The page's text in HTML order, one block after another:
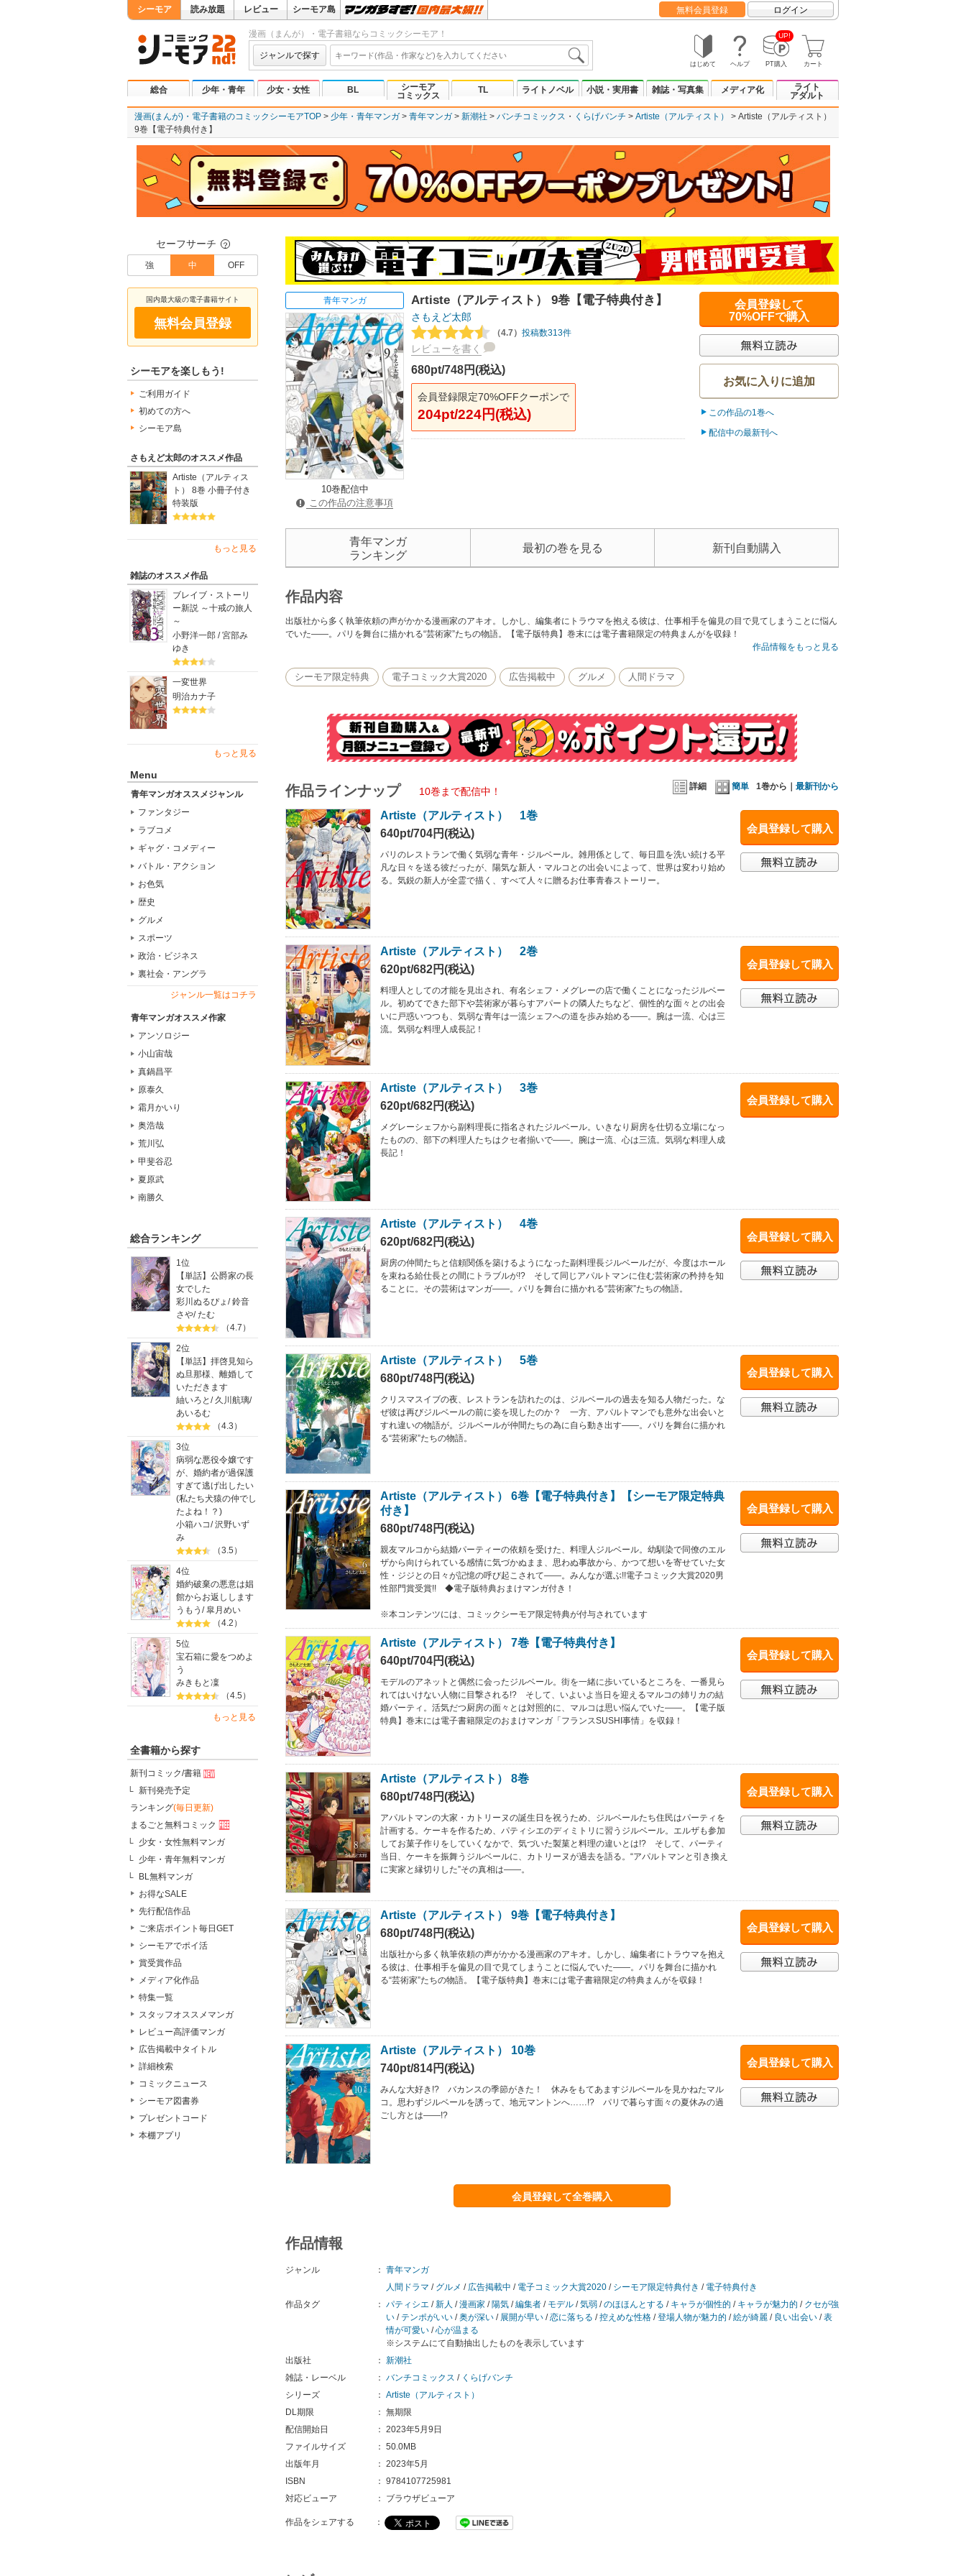
シーモア 読み放題 レビュー シーモア島 無料会員登録 ログイン
漫画（まんが）・電子書籍ならコミックシーモア！
ジャンルで探す
はじめて ヘルプ
UP!
PT購入 カート
総合 少年・青年 少女・女性 BL
シーモア
コミックス
TL ライトノベル 小説・実用書 雑誌・写真集 メディア化
ライト
アダルト
漫画(まんが)・電子書籍のコミックシーモアTOP 少年・青年マンガ 青年マンガ 新潮社 バンチコミックス くらげバンチ Artiste（アルティスト）
Artiste（アルティスト）
9巻【電子特典付き】
セーフサーチ ？
強 中 OFF
国内最大級の電子書籍サイト
無料会員登録
シーモアを楽しもう!
ご利用ガイド
初めての方へ
シーモア島
さもえど太郎のオススメ作品
Artiste（アルティス
ト） 8巻 小冊子付き
特装版
もっと見る
雑誌のオススメ作品
ブレイブ・ストーリ
ー新説 ～十戒の旅人
～
小野洋一郎 / 宮部み
ゆき
一変世界
明治カナ子
もっと見る
Menu
青年マンガオススメジャンル
ファンタジー
ラブコメ
ギャグ・コメディー
バトル・アクション
お色気
歴史
グルメ
スポーツ
政治・ビジネス
裏社会・アングラ
ジャンル一覧はコチラ
青年マンガオススメ作家
アンソロジー
小山宙哉
真鍋昌平
原泰久
霜月かいり
奥浩哉
荒川弘
甲斐谷忍
夏原武
南勝久
総合ランキング
1位
【単話】公爵家の長
女でした
彩川ぬるぴょ /鈴音
さや/たむ
（4.7）
2位
【単話】拝啓見知ら
ぬ旦那様、離婚して
いただきます
紬いろと / 久川航璃/
あいるむ
（4.3）
3位
病弱な悪役令嬢です
が、婚約者が過保護
すぎて逃げ出したい
(私たち犬猿の仲でし
たよね！？)
小箱ハコ/沢野いず
み
（3.5）
4位
婚約破棄の悪意は娼
館からお返しします
うもう /皐月めい
（4.2）
5位
宝石箱に愛をつめよ
う
みきもと凜
（4.5）
もっと見る
全書籍から探す
新刊コミック/書籍
新刊発売予定
ランキング(毎日更新)
まるごと無料コミック
少女・女性無料マンガ
少年・青年無料マンガ
BL無料マンガ
お得なSALE
先行配信作品
ご来店ポイント毎日GET
シーモアでポイ活
賞受賞作品
メディア化作品
特集一覧
スタッフオススメマンガ
レビュー高評価マンガ
広告掲載中タイトル
詳細検索
コミックニュース
シーモア図書券
プレゼントコード
本棚アプリ
青年マンガ
10巻配信中
この作品の注意事項
Artiste（アルティスト） 9巻【電子特典付き】
さもえど太郎
（4.7） 投稿数313件
レビューを書く
680pt/748円(税込)
会員登録限定70%OFFクーポンで
204pt/224円(税込)
会員登録して
70%OFFで購入
お気に入りに追加
この作品の1巻へ
配信中の最新刊へ
青年マンガ
ランキング
最初の巻を見る 新刊自動購入
作品内容
出版社から多く執筆依頼の声がかかる漫画家のアキオ。しかし、編集者にトラウマを抱える彼は、仕事相手を偏見の目で見てしまうことに悩ん
でいた――。パリを舞台に描かれる“芸術家”たちの物語。【電子版特典】巻末には電子書籍限定の特典まんがを収録！
作品情報をもっと見る
シーモア限定特典 電子コミック大賞2020 広告掲載中 グルメ 人間ドラマ
詳細 簡単 1巻から｜ 最新刊から
作品ラインナップ 10巻まで配信中！
会員登録して購入
Artiste（アルティスト） 1巻
640pt/704円(税込)
パリのレストランで働く気弱な青年・ジルベール。雑用係として、毎日皿を洗い続ける平
凡な日々を送る彼だったが、陽気な新人・マルコとの出会いによって、世界は変わり始め
る。気鋭の新人が全霊で描く、すべて人々に贈るお仕事青春ストーリー。
会員登録して購入
Artiste（アルティスト） 2巻
620pt/682円(税込)
料理人としての才能を見出され、有名シェフ・メグレーの店で働くことになったジルベー
ル。初めてできた部下や芸術家が暮らすアパートの隣人たちなど、個性的な面々との出会
いに戸惑いつつも、気弱な青年は一流シェフへの道を歩み始める――。腕は一流、心は三
流。気弱な料理人成長記！
会員登録して購入
Artiste（アルティスト） 3巻
620pt/682円(税込)
メグレーシェフから副料理長に指名されたジルベール。いきなり厨房を仕切る立場になっ
たものの、部下の料理人たちはクセ者揃いで――。腕は一流、心は三流。気弱な料理人成
長記！
会員登録して購入
Artiste（アルティスト） 4巻
620pt/682円(税込)
厨房の仲間たちと信頼関係を築けるようになった副料理長ジルベールだが、今度はホール
を束ねる給仕長との間にトラブルが!? そして同じアパルトマンに住む芸術家の矜持を知
ることに。その芸術はマンガ――。パリを舞台に描かれる“芸術家”たちの物語。
会員登録して購入
Artiste（アルティスト） 5巻
680pt/748円(税込)
クリスマスイブの夜、レストランを訪れたのは、ジルベールの過去を知る人物だった。な
ぜ彼は再びジルベールの前に姿を現したのか？ 一方、アパルトマンでも意外な出会いと
すれ違いの物語が。ジルベールが仲間たちの為に自ら動き出す――。パリを舞台に描かれ
る“芸術家”たちの物語。
会員登録して購入
Artiste（アルティスト） 6巻【電子特典付き】【シーモア限定特典
付き】
680pt/748円(税込)
親友マルコから結婚パーティーの依頼を受けた、料理人ジルベール。幼馴染で同僚のエル
ザから向けられている感情に気づかぬまま、思わぬ事故から、かつて想いを寄せていた女
性・ジジとの日々が記憶の呼び起こされて――。みんなが選ぶ!!電子コミック大賞2020男
性部門賞受賞!! ◆電子版特典おまけマンガ付き！
※本コンテンツには、コミックシーモア限定特典が付与されています
会員登録して購入
Artiste（アルティスト） 7巻【電子特典付き】
640pt/704円(税込)
モデルのアネットと偶然に会ったジルベール。街を一緒に歩いているところを、一番見ら
れてはいけない人物に目撃される!? そして、いよいよ当日を迎えるマルコの姉リカの結
婚パーティ。活気だつ厨房の面々とは対照的に、マルコは思い悩んでいた――。【電子版
特典】巻末には電子書籍限定のおまけマンガ「フランスSUSHI事情」を収録！
会員登録して購入
Artiste（アルティスト） 8巻
680pt/748円(税込)
アパルトマンの大家・カトリーヌの誕生日を祝うため、ジルベールたち住民はパーティを
計画する。ケーキを作るため、パティシエのディミトリに習うジルベール。エルザも参加
してお菓子作りをしていくなかで、気づいた製菓と料理の違いとは!? そして、パーティ
当日、ケーキを振舞うジルベールに、カトリーヌが過去を語る。“アパルトマンと引き換え
に実家と縁切りした”その真相は――。
会員登録して購入
Artiste（アルティスト） 9巻【電子特典付き】
680pt/748円(税込)
出版社から多く執筆依頼の声がかかる漫画家のアキオ。しかし、編集者にトラウマを抱え
る彼は、仕事相手を偏見の目で見てしまうことに悩んでいた――。パリを舞台に描かれ
る“芸術家”たちの物語。【電子版特典】巻末には電子書籍限定の特典まんがを収録！
会員登録して購入
Artiste（アルティスト） 10巻
740pt/814円(税込)
みんな大好き!? バカンスの季節がきた！ 休みをもてあますジルベールを見かねたマル
コ。思わずジルベールを誘って、地元マントンへ……!? パリで暮らす面々の夏休みの過
ごし方とは――!?
会員登録して全巻購入
作品情報
ジャンル ： 青年マンガ
人間ドラマ / グルメ / 広告掲載中 / 電子コミック大賞2020 / シーモア限定特典付き / 電子特典付き
作品タグ
： パティシエ /新人 /漫画家 / 陽気 /編集者 / モデル /気弱 /のほほんとする / キャラが個性的 / キャラが魅力的 / クセが強
い /テンポがいい /奥が深い / 展開が早い /恋に落ちる /控えめな性格 /登場人物が魅力的 /絵が綺麗 / 良い出会い /表
情が可愛い /心が温まる
※システムにて自動抽出したものを表示しています
出版社
： 新潮社
雑誌・レーベル
： バンチコミックス / くらげバンチ
シリーズ
： Artiste（アルティスト）
DL期限
： 無期限
配信開始日
： 2023年5月9日
ファイルサイズ
： 50.0MB
出版年月
： 2023年5月
ISBN
： 9784107725981
対応ビューア
： ブラウザビューア
作品をシェアする ：